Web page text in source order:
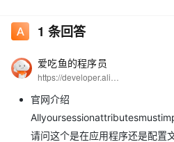
1 条回答
爱吃鱼的程序员
官网介绍
请问这个是在应用程序还是配置